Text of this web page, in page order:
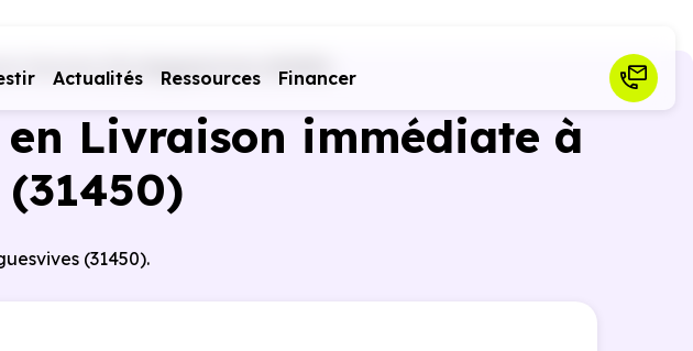
Actualités Ressources Financer
Garonne (31) Ayguesvives (31450)
Livraison immédiate à
(31450).